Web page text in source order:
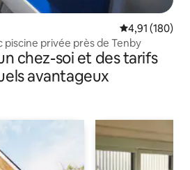
Évaluation
4,91 (180)
piscine privée près de Tenby
chez-soi et des tarifs
avantageux